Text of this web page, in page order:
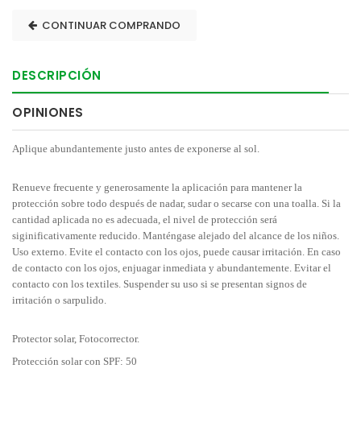
CONTINUAR COMPRANDO
DESCRIPCIÓN
OPINIONES
Aplique abundantemente justo antes de exponerse al sol.
Renueve frecuente y generosamente la aplicación para mantener la
protección sobre todo después de nadar, sudar o secarse con una toalla. Si la
cantidad aplicada no es adecuada, el nivel de protección será
siginificativamente reducido. Manténgase alejado del alcance de los niños.
Uso externo. Evite el contacto con los ojos, puede causar irritación. En caso
de contacto con los ojos, enjuagar inmediata y abundantemente. Evitar el
contacto con los textiles. Suspender su uso si se presentan signos de
irritación o sarpulido.
Protector solar, Fotocorrector.
Protección solar con SPF: 50